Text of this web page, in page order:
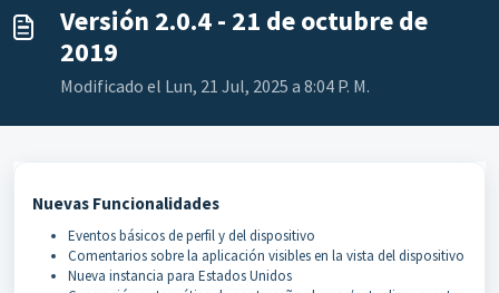
Versión 2.0.4 - 21 de octubre de
2019
Modificado el Lun, 21 Jul, 2025 a 8:04 P. M.
Nuevas Funcionalidades
Eventos básicos de perfil y del dispositivo
Comentarios sobre la aplicación visibles en la vista del dispositivo
Nueva instancia para Estados Unidos